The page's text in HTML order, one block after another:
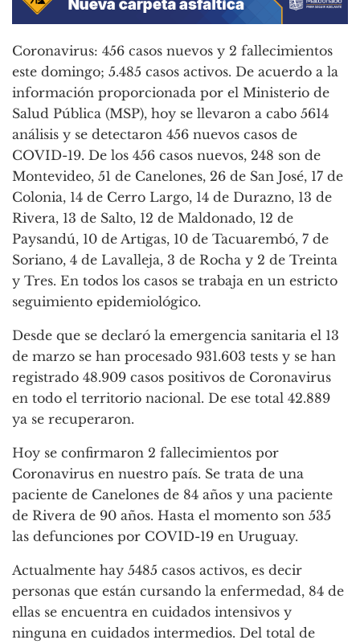
Coronavirus: 456 casos nuevos y 2 fallecimientos
este domingo; 5.485 casos activos. De acuerdo a la
información proporcionada por el Ministerio de
Salud Pública (MSP), hoy se llevaron a cabo 5614
análisis y se detectaron 456 nuevos casos de
COVID-19. De los 456 casos nuevos, 248 son de
Montevideo, 51 de Canelones, 26 de San José, 17 de
Colonia, 14 de Cerro Largo, 14 de Durazno, 13 de
Rivera, 13 de Salto, 12 de Maldonado, 12 de
Paysandú, 10 de Artigas, 10 de Tacuarembó, 7 de
Soriano, 4 de Lavalleja, 3 de Rocha y 2 de Treinta
y Tres. En todos los casos se trabaja en un estricto
seguimiento epidemiológico.
Desde que se declaró la emergencia sanitaria el 13
de marzo se han procesado 931.603 tests y se han
registrado 48.909 casos positivos de Coronavirus
en todo el territorio nacional. De ese total 42.889
ya se recuperaron.
Hoy se confirmaron 2 fallecimientos por
Coronavirus en nuestro país. Se trata de una
paciente de Canelones de 84 años y una paciente
de Rivera de 90 años. Hasta el momento son 535
las defunciones por COVID-19 en Uruguay.
Actualmente hay 5485 casos activos, es decir
personas que están cursando la enfermedad, 84 de
ellas se encuentra en cuidados intensivos y
ninguna en cuidados intermedios. Del total de